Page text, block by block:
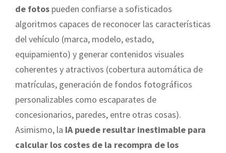
de fotos pueden confiarse a sofisticados
algoritmos capaces de reconocer las características
del vehículo (marca, modelo, estado,
equipamiento) y generar contenidos visuales
coherentes y atractivos (cobertura automática de
matrículas, generación de fondos fotográficos
personalizables como escaparates de
concesionarios, paredes, entre otras cosas).
Asimismo, la IA puede resultar inestimable para
calcular los costes de la recompra de los